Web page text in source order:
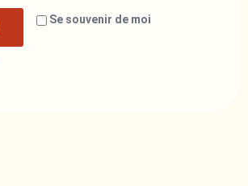
Se souvenir de moi